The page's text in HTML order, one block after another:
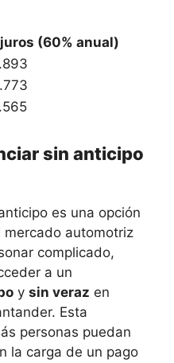
(60% anual)
sin anticipo
es una opción
mercado automotriz
complicado,
a un
y sin veraz en
Esta
personas puedan
la carga de un pago